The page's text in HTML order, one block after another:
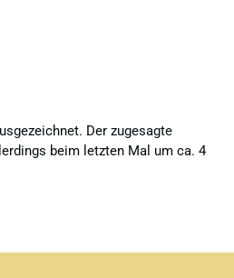
Der zugesagte
beim letzten Mal um ca. 4